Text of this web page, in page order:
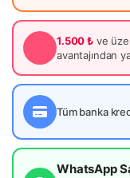
1.500 ₺ ve
avantajından
Tüm banka
WhatsApp